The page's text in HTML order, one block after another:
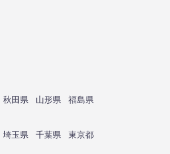
秋田県 山形県
福島県
埼玉県 千葉県
東京都